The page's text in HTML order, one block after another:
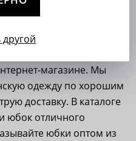
юбки
юбки оптом
магазине. Мы
одежду по хорошим
доставку. В каталоге
юбок отличного
юбки оптом из